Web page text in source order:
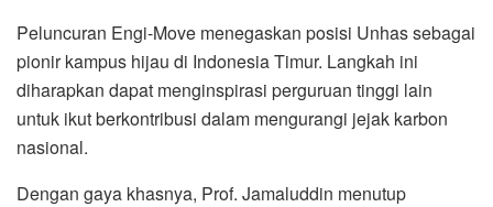
Peluncuran Engi-Move menegaskan posisi Unhas sebagai
pionir kampus hijau di Indonesia Timur. Langkah ini
diharapkan dapat menginspirasi perguruan tinggi lain
untuk ikut berkontribusi dalam mengurangi jejak karbon
nasional.
Dengan gaya khasnya, Prof. Jamaluddin menutup